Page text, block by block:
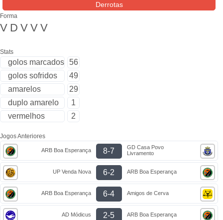
Derrotas
Forma
V D V V V
Stats
golos marcados
56
golos sofridos
49
amarelos
29
duplo amarelo
1
vermelhos
2
Jogos Anteriores
ARB Boa Esperança 8-7
GD Casa Povo
Livramento
UP Venda Nova 6-2 ARB Boa Esperança
ARB Boa Esperança 6-4 Amigos de Cerva
AD Módicus 2-5 ARB Boa Esperança